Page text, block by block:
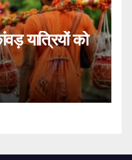
यात्रियों को